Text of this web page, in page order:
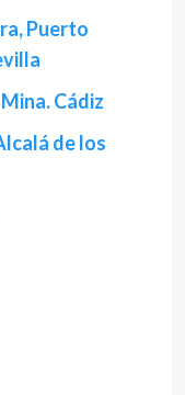
Puerto
Cádiz
de los